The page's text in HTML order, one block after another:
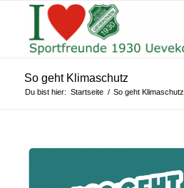
So geht Klimaschutz
Du bist hier: Startseite / So geht Klimaschutz